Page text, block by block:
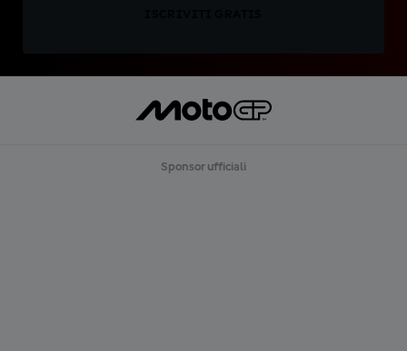
Sponsor ufficiali